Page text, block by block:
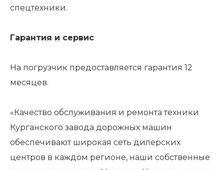
спецтехники.
Гарантия и сервис
На погрузчик предоставляется гарантия 12
месяцев.
«Качество обслуживания и ремонта техники
Курганского завода дорожных машин
обеспечивают широкая сеть дилерских
центров в каждом регионе, наши собственные